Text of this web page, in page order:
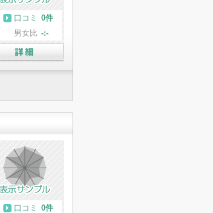
口コミ
0件
男女比 -:-
口コミ
0件